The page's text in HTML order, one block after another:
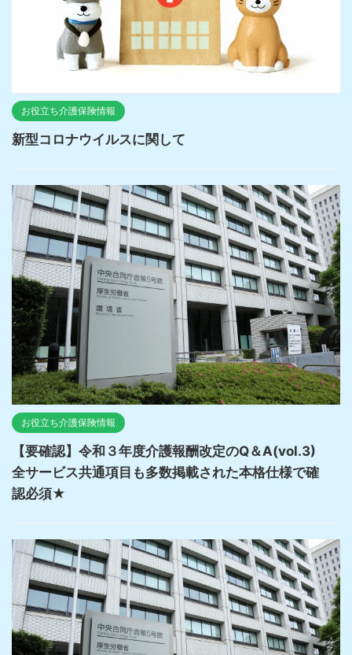
お役立ち介護保険情報
新型コロナウイルスに関して
お役立ち介護保険情報
【要確認】令和３年度介護報酬改定のQ＆A(vol.3)
全サービス共通項目も多数掲載された本格仕様で確
認必須★